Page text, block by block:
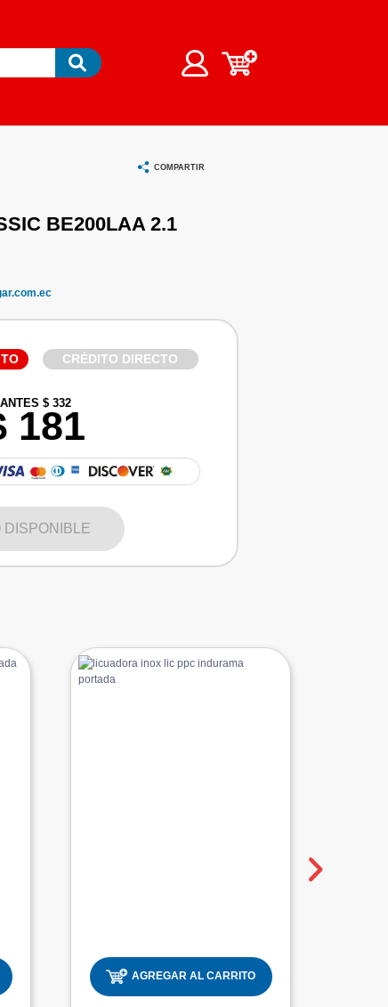
COMPARTIR
BE200LAA 2.1
CRÉDITO DIRECTO
ANTES $ 332
181
DISPONIBLE
AGREGAR AL CARRITO